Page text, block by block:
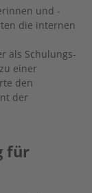
und -
die internen
als Schulungs-
einer
den
der
für